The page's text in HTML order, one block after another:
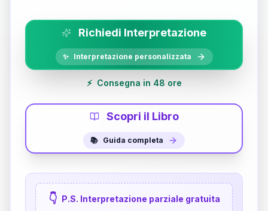
Richiedi Interpretazione
✨ Interpretazione personalizzata
⚡ Consegna in 48 ore
Scopri il Libro
📚 Guida completa
👇 P.S. Interpretazione parziale gratuita